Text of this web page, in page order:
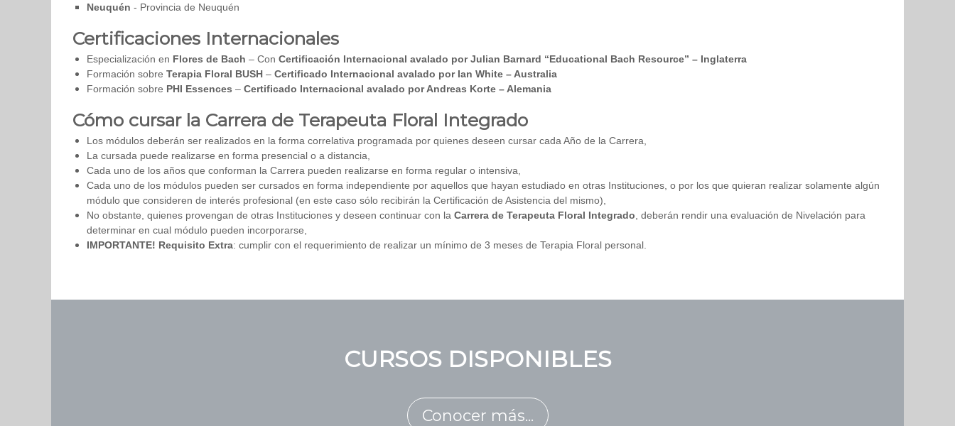
Neuquén - Provincia de Neuquén
Certificaciones Internacionales
Especialización en Flores de Bach – Con Certificación Internacional avalado por Julian Barnard “Educational Bach Resource” – Inglaterra
Formación sobre Terapia Floral BUSH – Certificado Internacional avalado por Ian White – Australia
Formación sobre PHI Essences – Certificado Internacional avalado por Andreas Korte – Alemania
Cómo cursar la Carrera de Terapeuta Floral Integrado
Los módulos deberán ser realizados en la forma correlativa programada por quienes deseen cursar cada Año de la Carrera,
La cursada puede realizarse en forma presencial o a distancia,
Cada uno de los años que conforman la Carrera pueden realizarse en forma regular o intensiva,
Cada uno de los módulos pueden ser cursados en forma independiente por aquellos que hayan estudiado en otras Instituciones, o por los que quieran realizar solamente algún
módulo que consideren de interés profesional (en este caso sólo recibirán la Certificación de Asistencia del mismo),
No obstante, quienes provengan de otras Instituciones y deseen continuar con la Carrera de Terapeuta Floral Integrado , deberán rendir una evaluación de Nivelación para
determinar en cual módulo pueden incorporarse,
IMPORTANTE! Requisito Extra: cumplir con el requerimiento de realizar un mínimo de 3 meses de Terapia Floral personal.
CURSOS DISPONIBLES
Conocer más...